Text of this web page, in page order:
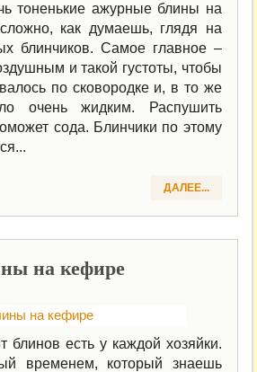
тоненькие ажурные блины на
как думаешь, глядя на
блинчиков. Самое главное –
и такой густоты, чтобы
по сковородке и, в то же
очень жидким. Распушить
сода. Блинчики по этому
ДАЛЕЕ...
на кефире
есть у каждой хозяйки.
временем, который знаешь